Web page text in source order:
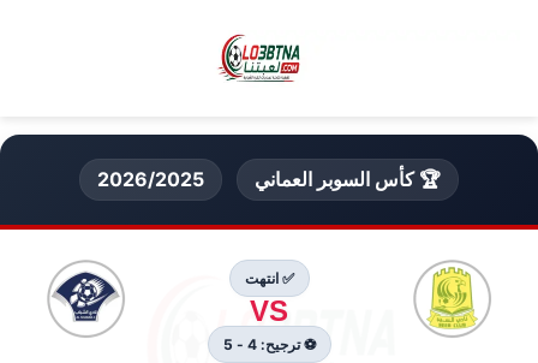
🏆 كأس السوبر العماني 2026/2025
✅ انتهت
VS
⚽ ترجيح: 4 - 5